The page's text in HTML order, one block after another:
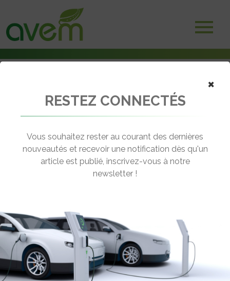
Voitures hybrides rechargeables
RENAULT MEGANE ESTATE E-TECH
[wppr_avg_rating id="44328"]
Autonomie :km
Prix :40 200€
×
RESTEZ CONNECTÉS
Vous souhaitez rester au courant des dernières
nouveautés et recevoir une notification dès qu'un
article est publié, inscrivez-vous à notre
newsletter !